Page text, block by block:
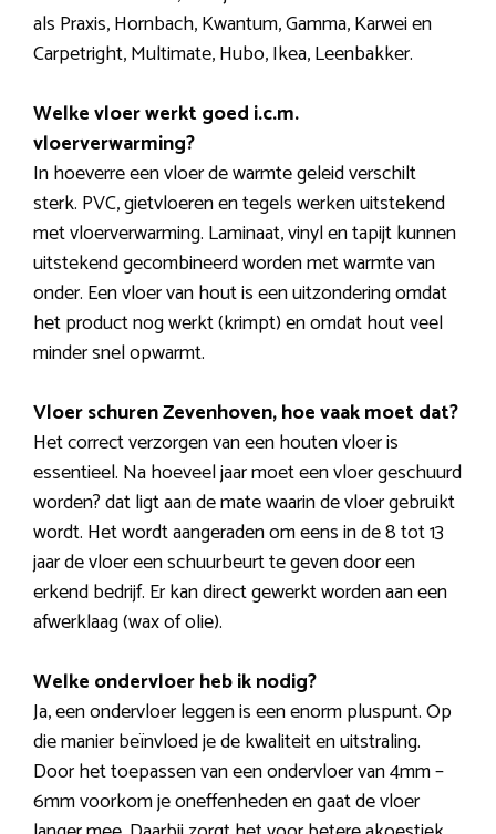
als Praxis, Hornbach, Kwantum, Gamma, Karwei en
Carpetright, Multimate, Hubo, Ikea, Leenbakker.
Welke vloer werkt goed i.c.m.
vloerverwarming?
In hoeverre een vloer de warmte geleid verschilt
sterk. PVC, gietvloeren en tegels werken uitstekend
met vloerverwarming. Laminaat, vinyl en tapijt kunnen
uitstekend gecombineerd worden met warmte van
onder. Een vloer van hout is een uitzondering omdat
het product nog werkt (krimpt) en omdat hout veel
minder snel opwarmt.
Vloer schuren Zevenhoven, hoe vaak moet dat?
Het correct verzorgen van een houten vloer is
essentieel. Na hoeveel jaar moet een vloer geschuurd
worden? dat ligt aan de mate waarin de vloer gebruikt
wordt. Het wordt aangeraden om eens in de 8 tot 13
jaar de vloer een schuurbeurt te geven door een
erkend bedrijf. Er kan direct gewerkt worden aan een
afwerklaag (wax of olie).
Welke ondervloer heb ik nodig?
Ja, een ondervloer leggen is een enorm pluspunt. Op
die manier beïnvloed je de kwaliteit en uitstraling.
Door het toepassen van een ondervloer van 4mm –
6mm voorkom je oneffenheden en gaat de vloer